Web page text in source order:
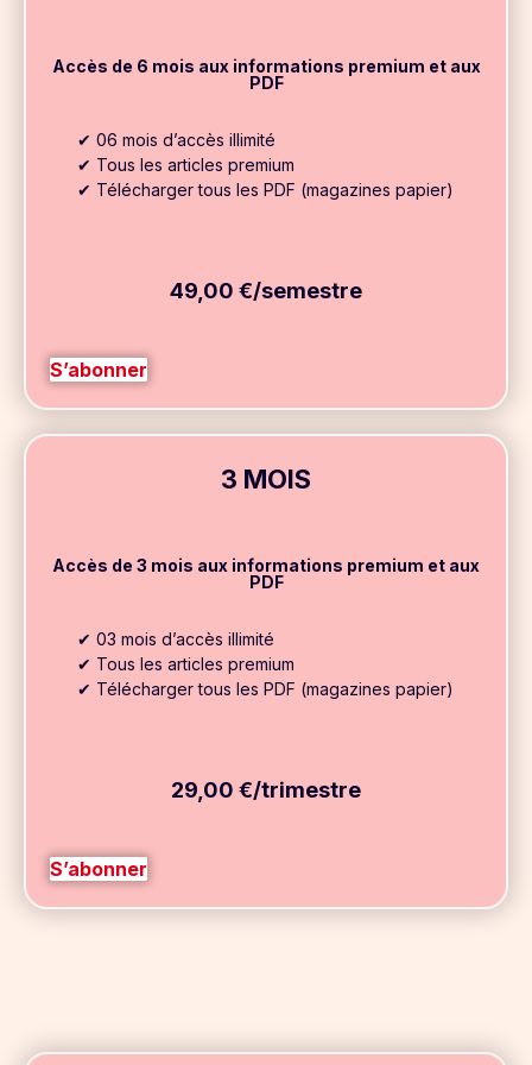
Accès de 6 mois aux informations premium et aux
PDF
✔ 06 mois d’accès illimité
✔ Tous les articles premium
✔ Télécharger tous les PDF (magazines papier)
49,00 €/semestre
S’abonner
3 MOIS
Accès de 3 mois aux informations premium et aux
PDF
✔ 03 mois d’accès illimité
✔ Tous les articles premium
✔ Télécharger tous les PDF (magazines papier)
29,00 €/trimestre
S’abonner